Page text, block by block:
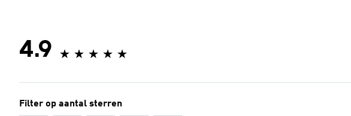
4.9
Filter op aantal sterren